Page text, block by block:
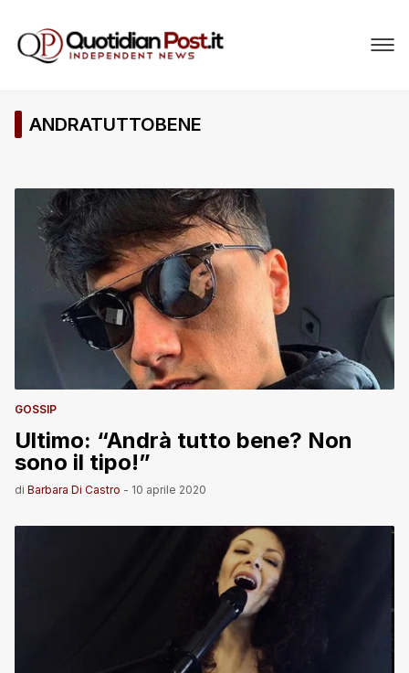
ANDRATUTTOBENE
GOSSIP
Ultimo: “Andrà tutto bene? Non
sono il tipo!”
di Barbara Di Castro - 10 aprile 2020